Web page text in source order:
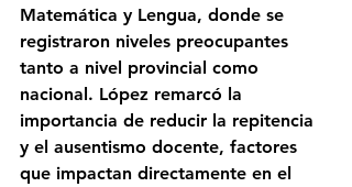
Matemática y Lengua, donde se
registraron niveles preocupantes
tanto a nivel provincial como
nacional. López remarcó la
importancia de reducir la repitencia
y el ausentismo docente, factores
que impactan directamente en el